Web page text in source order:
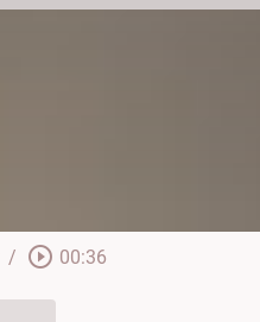
/ play_circle_outline 00:36